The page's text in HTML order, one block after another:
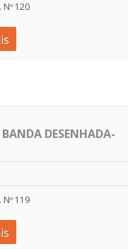
Nº 120
DESENHADA-
Nº 119